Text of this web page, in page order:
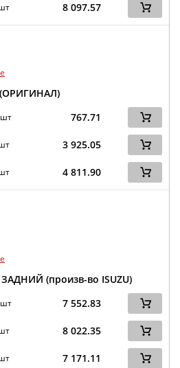
8 097.57
767.71
3 925.05
4 811.90
(произв-во ISUZU)
7 552.83
8 022.35
7 171.11